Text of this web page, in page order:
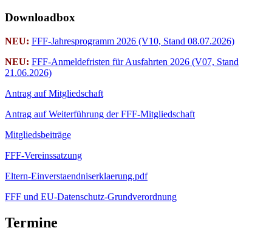
Downloadbox
NEU: FFF-Jahresprogramm 2026 (V10, Stand 08.07.2026)
NEU: FFF-Anmeldefristen für Ausfahrten 2026 (V07, Stand
21.06.2026)
Antrag auf Mitgliedschaft
Antrag auf Weiterführung der FFF-Mitgliedschaft
Mitgliedsbeiträge
FFF-Vereinssatzung
Eltern-Einverstaendniserklaerung.pdf
FFF und EU-Datenschutz-Grundverordnung
Termine